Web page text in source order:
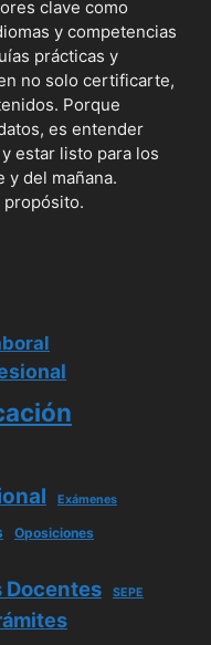
clave como
y competencias
prácticas y
no solo certificarte,
Porque
es entender
estar listo para los
del mañana.
propósito.
Exámenes
Oposiciones
Docentes SEPE